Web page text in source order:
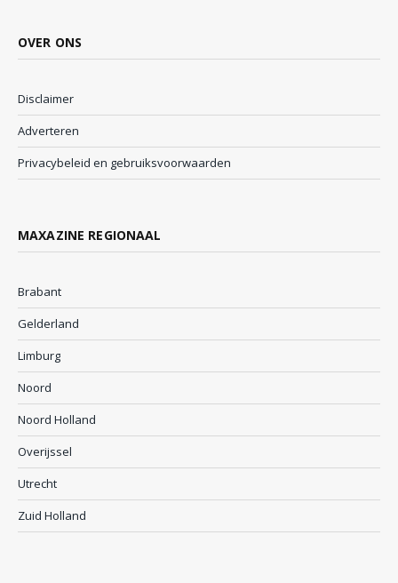
OVER ONS
Disclaimer
Adverteren
Privacybeleid en gebruiksvoorwaarden
MAXAZINE REGIONAAL
Brabant
Gelderland
Limburg
Noord
Noord Holland
Overijssel
Utrecht
Zuid Holland